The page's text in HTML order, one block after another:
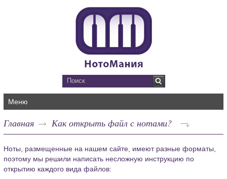
Меню
Главная Как открыть файл с нотами?
Ноты, размещенные на нашем сайте, имеют разные форматы,
поэтому мы решили написать несложную инструкцию по
открытию каждого вида файлов: